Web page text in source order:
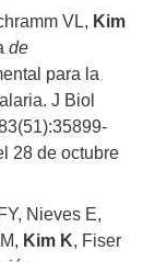
VL, Kim
de
para la
J Biol
28 de octubre
Nieves E,
Kim K, Fiser